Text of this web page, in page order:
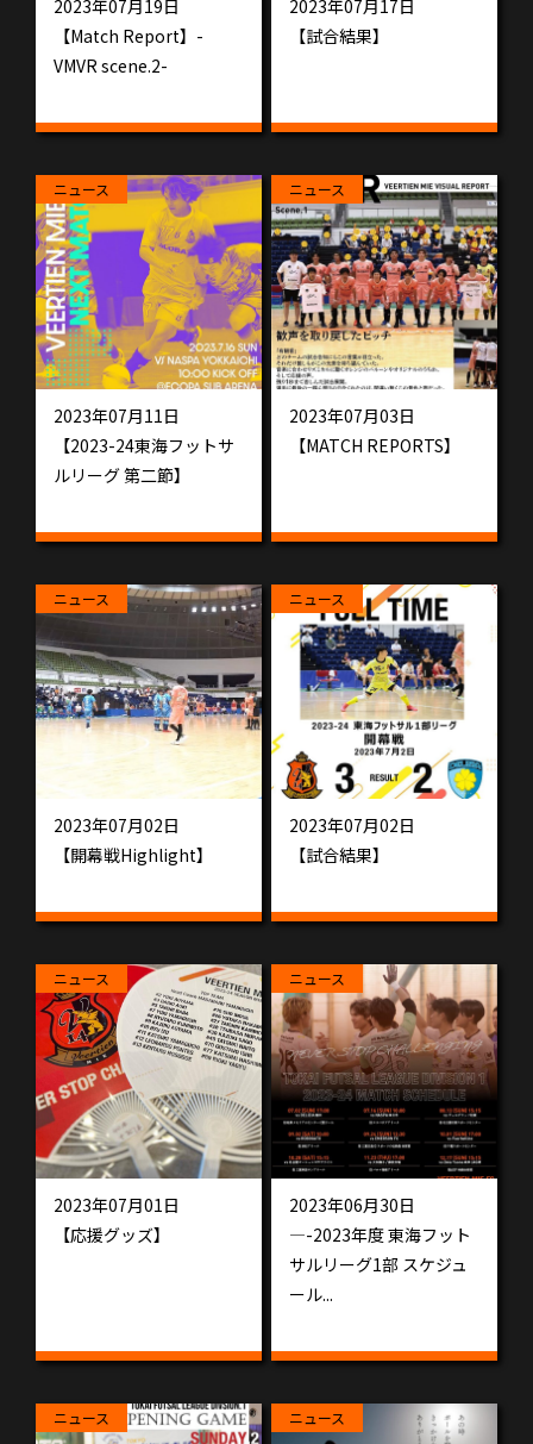
2023年07月19日
【Match Report】-
VMVR scene.2-
2023年07月17日
【試合結果】
ニュース
2023年07月11日
【2023-24東海フットサ
ルリーグ 第二節】
ニュース
2023年07月03日
【MATCH REPORTS】
ニュース
2023年07月02日
【開幕戦Highlight】
ニュース
2023年07月02日
【試合結果】
ニュース
2023年07月01日
【応援グッズ】
ニュース
2023年06月30日
—-2023年度 東海フット
サルリーグ1部 スケジュ
ール...
ニュース ニュース